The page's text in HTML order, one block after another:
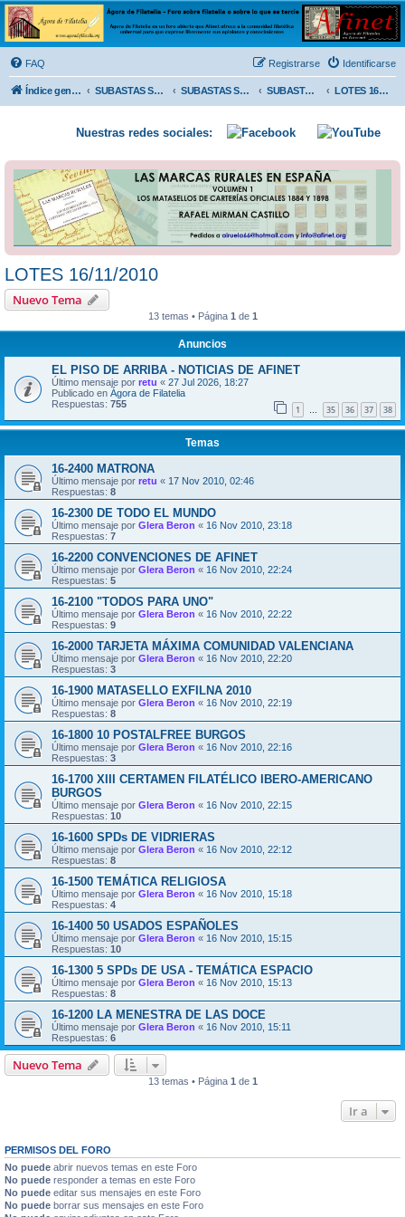
Ágora de Filatelia
Foro sobre filatelia o sobre lo que se tercie. Ágora de Filatelia es un foro abierto que Afinet
ofrece a la comunidad filatélica universal para que exprese libremente sus opiniones y
conocimientos
FAQ Identificarse
Registrarse
Índice general SUBASTAS SOLIDARIAS (In memoriam MENDOZA) SUBASTAS SOLIDARIAS 2025 y anteriores SUBASTAS SOLIDARIAS 2010 LOTES 16/11/2010
Nuestras redes sociales:
LOTES 16/11/2010
Nuevo Tema
13 temas • Página 1 de 1
Anuncios
EL PISO DE ARRIBA - NOTICIAS DE AFINET
Último mensaje por retu « 27 Jul 2026, 18:27
Publicado en Ágora de Filatelia
Respuestas: 755 1 … 35 36 37 38
Temas
16-2400 MATRONA
Último mensaje por retu « 17 Nov 2010, 02:46
Respuestas: 8
16-2300 DE TODO EL MUNDO
Último mensaje por Glera Beron « 16 Nov 2010, 23:18
Respuestas: 7
16-2200 CONVENCIONES DE AFINET
Último mensaje por Glera Beron « 16 Nov 2010, 22:24
Respuestas: 5
16-2100 "TODOS PARA UNO"
Último mensaje por Glera Beron « 16 Nov 2010, 22:22
Respuestas: 9
16-2000 TARJETA MÁXIMA COMUNIDAD VALENCIANA
Último mensaje por Glera Beron « 16 Nov 2010, 22:20
Respuestas: 3
16-1900 MATASELLO EXFILNA 2010
Último mensaje por Glera Beron « 16 Nov 2010, 22:19
Respuestas: 8
16-1800 10 POSTALFREE BURGOS
Último mensaje por Glera Beron « 16 Nov 2010, 22:16
Respuestas: 3
16-1700 XIII CERTAMEN FILATÉLICO IBERO-AMERICANO
BURGOS
Último mensaje por Glera Beron « 16 Nov 2010, 22:15
Respuestas: 10
16-1600 SPDs DE VIDRIERAS
Último mensaje por Glera Beron « 16 Nov 2010, 22:12
Respuestas: 8
16-1500 TEMÁTICA RELIGIOSA
Último mensaje por Glera Beron « 16 Nov 2010, 15:18
Respuestas: 4
16-1400 50 USADOS ESPAÑOLES
Último mensaje por Glera Beron « 16 Nov 2010, 15:15
Respuestas: 10
16-1300 5 SPDs DE USA - TEMÁTICA ESPACIO
Último mensaje por Glera Beron « 16 Nov 2010, 15:13
Respuestas: 8
16-1200 LA MENESTRA DE LAS DOCE
Último mensaje por Glera Beron « 16 Nov 2010, 15:11
Respuestas: 6
Nuevo Tema
13 temas • Página 1 de 1
Ir a
PERMISOS DEL FORO
No puede abrir nuevos temas en este Foro
No puede responder a temas en este Foro
No puede editar sus mensajes en este Foro
No puede borrar sus mensajes en este Foro